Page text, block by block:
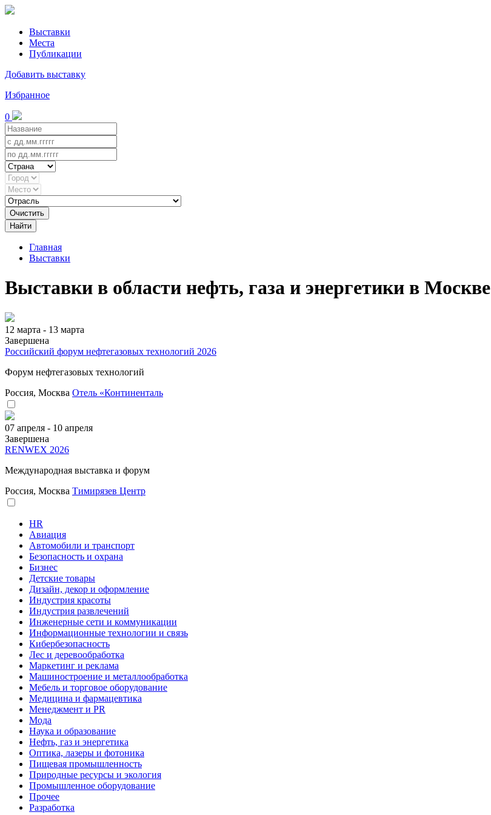
Выставки
Места
Публикации
Добавить выставку
Избранное
0
Очистить
Найти
Главная
Выставки
Выставки в области нефть, газа и энергетики в Москве
12 марта - 13 марта
Завершена
Российский форум нефтегазовых технологий 2026
Форум нефтегазовых технологий
Россия, Москва Отель «Континенталь
07 апреля - 10 апреля
Завершена
RENWEX 2026
Международная выставка и форум
Россия, Москва Тимирязев Центр
HR
Авиация
Автомобили и транспорт
Безопасность и охрана
Бизнес
Детские товары
Дизайн, декор и оформление
Индустрия красоты
Индустрия развлечений
Инженерные сети и коммуникации
Информационные технологии и связь
Кибербезопасность
Лес и деревообработка
Маркетинг и реклама
Машиностроение и металлообработка
Мебель и торговое оборудование
Медицина и фармацевтика
Менеджмент и PR
Мода
Наука и образование
Нефть, газ и энергетика
Оптика, лазеры и фотоника
Пищевая промышленность
Природные ресурсы и экология
Промышленное оборудование
Прочее
Разработка